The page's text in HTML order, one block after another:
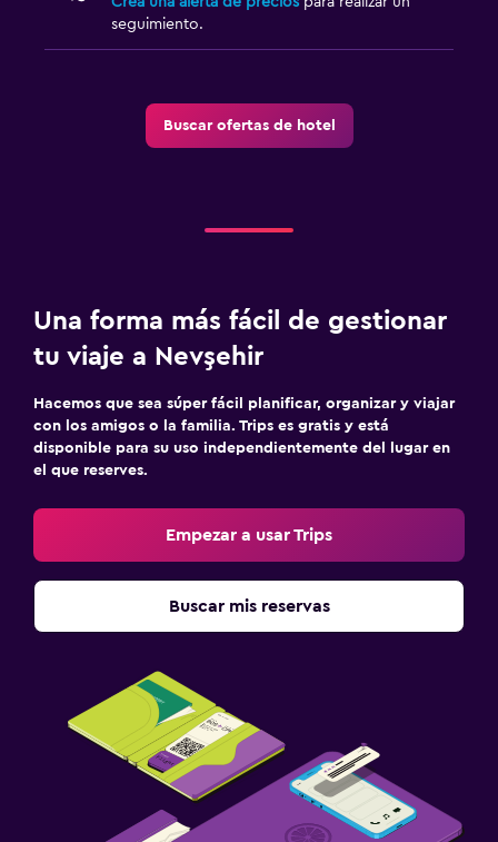
seguimiento.
Buscar ofertas de hotel
Una forma más fácil de gestionar
tu viaje a Nevşehir
Hacemos que sea súper fácil planificar, organizar y viajar
con los amigos o la familia. Trips es gratis y está
disponible para su uso independientemente del lugar en
el que reserves.
Empezar a usar Trips
Buscar mis reservas